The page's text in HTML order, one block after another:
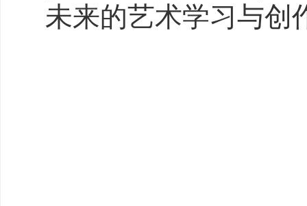
未来的艺术学习与创